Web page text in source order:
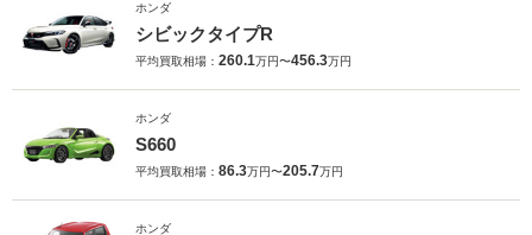
ホンダ
シビックタイプR
平均買取相場： 260.1万円〜456.3万円
ホンダ
S660
平均買取相場： 86.3万円〜205.7万円
ホンダ